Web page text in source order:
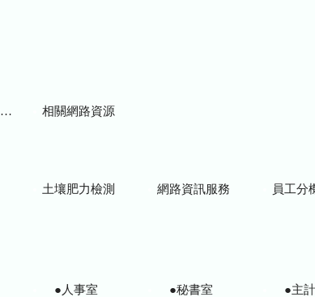
相關網路資源
土壤肥力檢測 網路資訊服務 員工分
●人事室 ●秘書室 ●主